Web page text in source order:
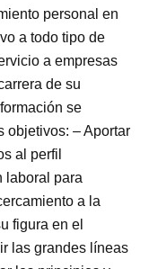
personal en
a todo tipo de
a empresas
de su
se
objetivos: – Aportar
al perfil
laboral para
a la
figura en el
las grandes líneas